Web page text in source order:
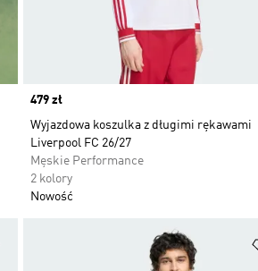
Price
479 zł
Wyjazdowa koszulka z długimi rękawami
Liverpool FC 26/27
Męskie Performance
2 kolory
Nowość